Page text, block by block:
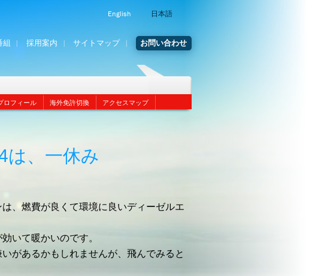
English 日本語
組 採用案内 サイトマップ お問い合わせ
ロフィール 海外免許切換 アクセスマップ
は、一休み
、燃費が良くて環境に良いディーゼルエ
いて暖かいのです。
があるかもしれませんが、飛んでみると